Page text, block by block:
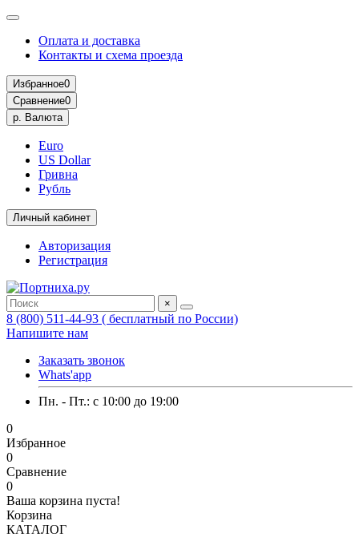
Оплата и доставка
Контакты и схема проезда
Избранное0
Сравнение0
р. Валюта
Euro
US Dollar
Гривна
Рубль
Личный кабинет
Авторизация
Регистрация
×
8 (800) 511-44-93 ( бесплатный по России)
Напишите нам
Заказать звонок
Whats'app
Пн. - Пт.: c 10:00 до 19:00
0
Избранное
0
Сравнение
0
Ваша корзина пуста!
Корзина
КАТАЛОГ